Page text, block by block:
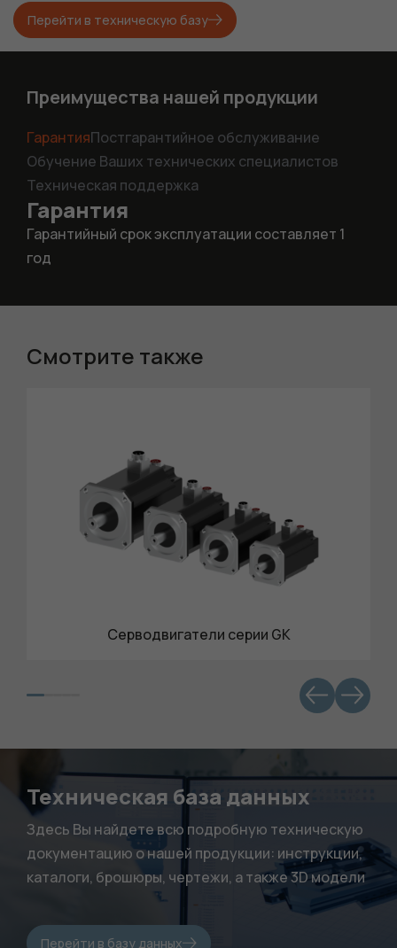
Перейти в техническую базу
Преимущества нашей продукции
ГарантияПостгарантийное обслуживание
Обучение Ваших технических специалистов
Техническая поддержка
Гарантия
Гарантийный срок эксплуатации составляет 1
год
Смотрите также
Серводвигатели серии GK
Техническая база данных
Здесь Вы найдете всю подробную техническую
документацию о нашей продукции: инструкции,
каталоги, брошюры, чертежи, а также 3D модели
Перейти в базу данных
Обязательные
Для
функционала и
статистики. Они
нужны, чтобы
сайт работал.